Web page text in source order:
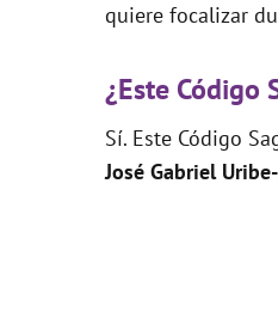
quiere focalizar
¿Este Código
Sí. Este Código
José Gabriel